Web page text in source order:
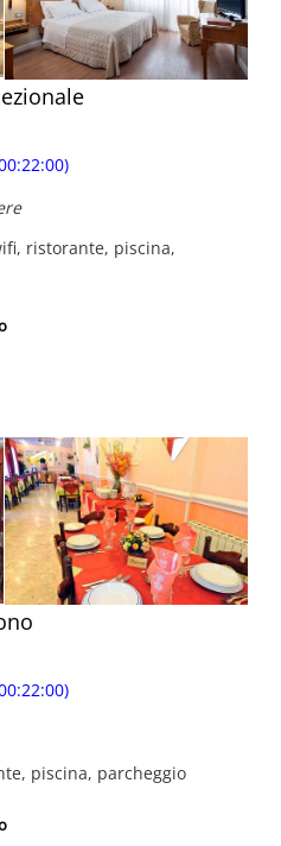
ristorante, piscina,
piscina, parcheggio